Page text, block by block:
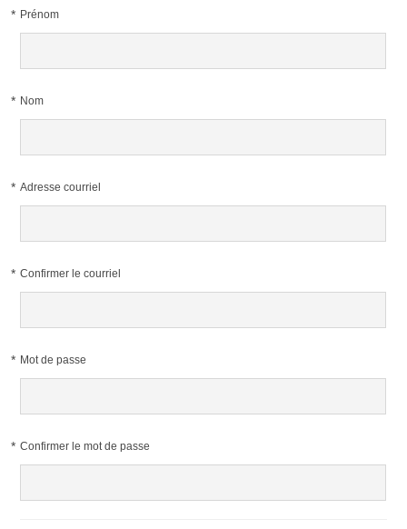
* Prénom
* Nom
* Adresse courriel
* Confirmer le courriel
* Mot de passe
* Confirmer le mot de passe